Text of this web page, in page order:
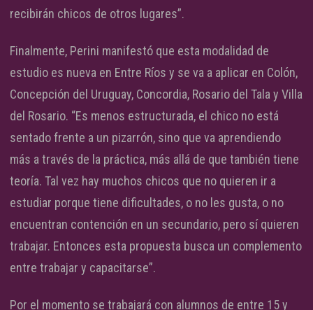
recibirán chicos de otros lugares”.
Finalmente, Perini manifestó que esta modalidad de
estudio es nueva en Entre Ríos y se va a aplicar en Colón,
Concepción del Uruguay, Concordia, Rosario del Tala y Villa
del Rosario. “Es menos estructurada, el chico no está
sentado frente a un pizarrón, sino que va aprendiendo
más a través de la práctica, más allá de que también tiene
teoría. Tal vez hay muchos chicos que no quieren ir a
estudiar porque tiene dificultades, o no les gusta, o no
encuentran contención en un secundario, pero sí quieren
trabajar. Entonces esta propuesta busca un complemento
entre trabajar y capacitarse”.
Por el momento se trabajará con alumnos de entre 15 y